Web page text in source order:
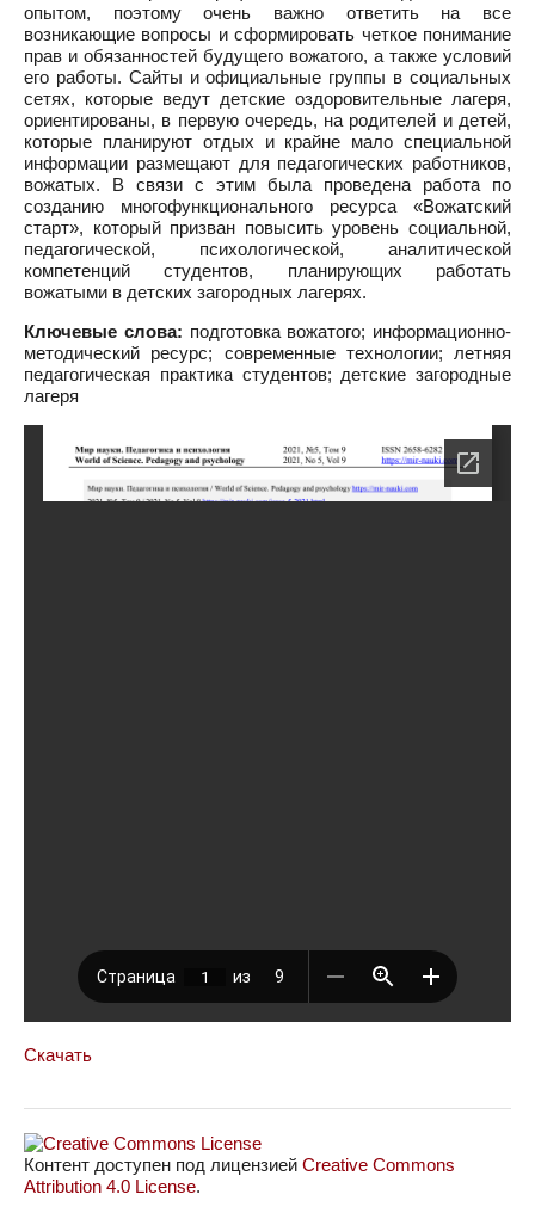
опытом, поэтому очень важно ответить на все
возникающие вопросы и сформировать четкое понимание
прав и обязанностей будущего вожатого, а также условий
его работы. Сайты и официальные группы в социальных
сетях, которые ведут детские оздоровительные лагеря,
ориентированы, в первую очередь, на родителей и детей,
которые планируют отдых и крайне мало специальной
информации размещают для педагогических работников,
вожатых. В связи с этим была проведена работа по
созданию многофункционального ресурса «Вожатский
старт», который призван повысить уровень социальной,
педагогической, психологической, аналитической
компетенций студентов, планирующих работать
вожатыми в детских загородных лагерях.
Ключевые слова: подготовка вожатого; информационно-
методический ресурс; современные технологии; летняя
педагогическая практика студентов; детские загородные
лагеря
Скачать
Контент доступен под лицензией Creative Commons
Attribution 4.0 License.